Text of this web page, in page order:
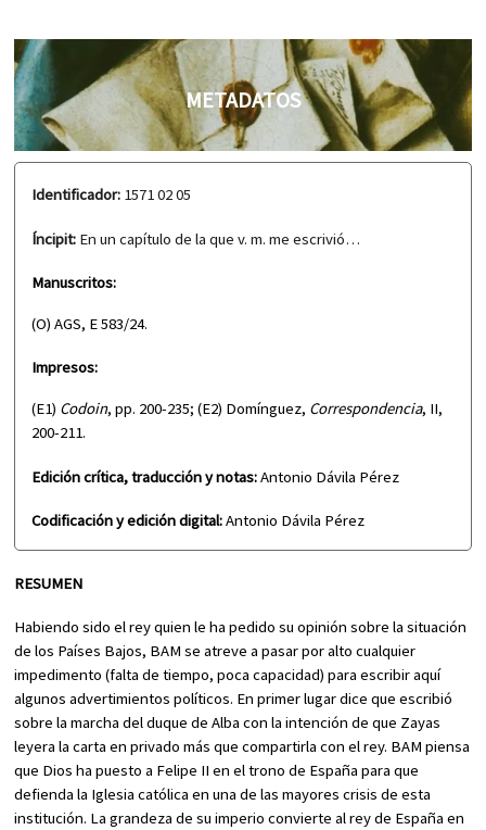
METADATOS
Identificador: 1571 02 05
Íncipit: En un capítulo de la que v. m. me escrivió…
Manuscritos:
(O) AGS, E 583/24.
Impresos:
(E1) Codoin, pp. 200-235; (E2) Domínguez, Correspondencia, II,
200-211.
Edición crítica, traducción y notas:Antonio Dávila Pérez
Codificación y edición digital:Antonio Dávila Pérez
RESUMEN
Habiendo sido el rey quien le ha pedido su opinión sobre la situación
de los Países Bajos, BAM se atreve a pasar por alto cualquier
impedimento (falta de tiempo, poca capacidad) para escribir aquí
algunos advertimientos políticos. En primer lugar dice que escribió
sobre la marcha del duque de Alba con la intención de que Zayas
leyera la carta en privado más que compartirla con el rey. BAM piensa
que Dios ha puesto a Felipe II en el trono de España para que
defienda la Iglesia católica en una de las mayores crisis de esta
institución. La grandeza de su imperio convierte al rey de España en